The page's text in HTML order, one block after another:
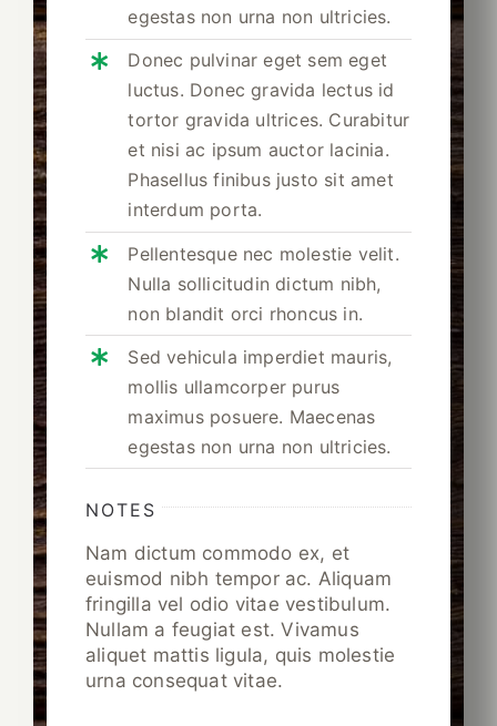
egestas non urna non ultricies.
Donec pulvinar eget sem eget
luctus. Donec gravida lectus id
tortor gravida ultrices. Curabitur
et nisi ac ipsum auctor lacinia.
Phasellus finibus justo sit amet
interdum porta.
Pellentesque nec molestie velit.
Nulla sollicitudin dictum nibh,
non blandit orci rhoncus in.
Sed vehicula imperdiet mauris,
mollis ullamcorper purus
maximus posuere. Maecenas
egestas non urna non ultricies.
NOTES
Nam dictum commodo ex, et
euismod nibh tempor ac. Aliquam
fringilla vel odio vitae vestibulum.
Nullam a feugiat est. Vivamus
aliquet mattis ligula, quis molestie
urna consequat vitae.